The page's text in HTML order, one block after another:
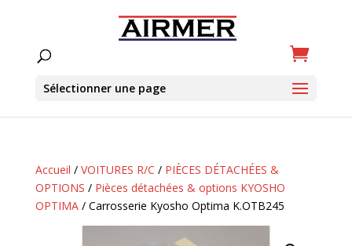
Sélectionner une page
Accueil / VOITURES R/C / PIÈCES DÉTACHÉES &
OPTIONS / Pièces détachées & options KYOSHO
OPTIMA/ Carrosserie Kyosho Optima K.OTB245